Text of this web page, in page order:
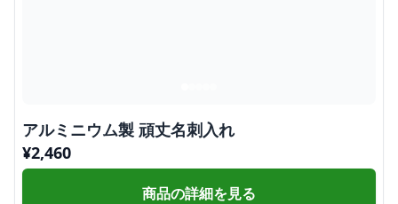
アルミニウム製 頑丈名刺入れ
¥2,460
商品の詳細を見る